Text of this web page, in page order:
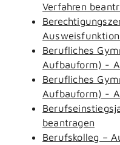
Verfahren
Berufliches
Aufbauform) -
Berufliches
Aufbauform) -
beantragen
Berufskolleg –